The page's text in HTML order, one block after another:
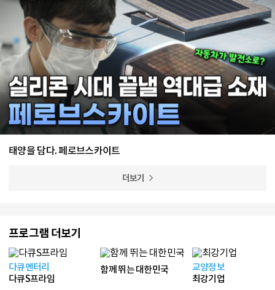
태양을 담다. 페로브스카이트
더보기
프로그램 더보기
다큐멘터리
다큐S프라임
함께 뛰는 대한민국
교양정보
최강기업